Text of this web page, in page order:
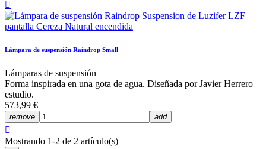

Lámpara de suspensión Raindrop Small
Lámparas de suspensión
Forma inspirada en una gota de agua. Diseñada por Javier Herrero
estudio.
573,99 €
remove add

Mostrando 1-2 de 2 artículo(s)